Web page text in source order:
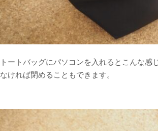
トートバッグにパソコンを入れるとこんな
なければ閉めることもできます。